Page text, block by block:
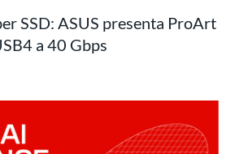
SSD: ASUS presenta ProArt
a 40 Gbps